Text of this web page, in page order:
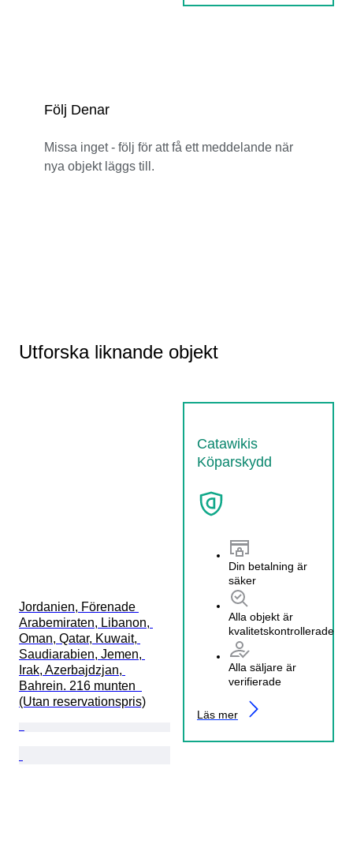
Följ Denar
Missa inget - följ för att få ett meddelande när
nya objekt läggs till.
Utforska liknande objekt
Catawikis
Köparskydd
Din betalning är
säker
Alla objekt är
kvalitetskontrollerade
Alla säljare är
verifierade
Läs mer
Jordanien, Förenade
Arabemiraten, Libanon,
Oman, Qatar, Kuwait,
Saudiarabien, Jemen,
Irak, Azerbajdzjan,
Bahrein. 216 munten
(Utan reservationspris)